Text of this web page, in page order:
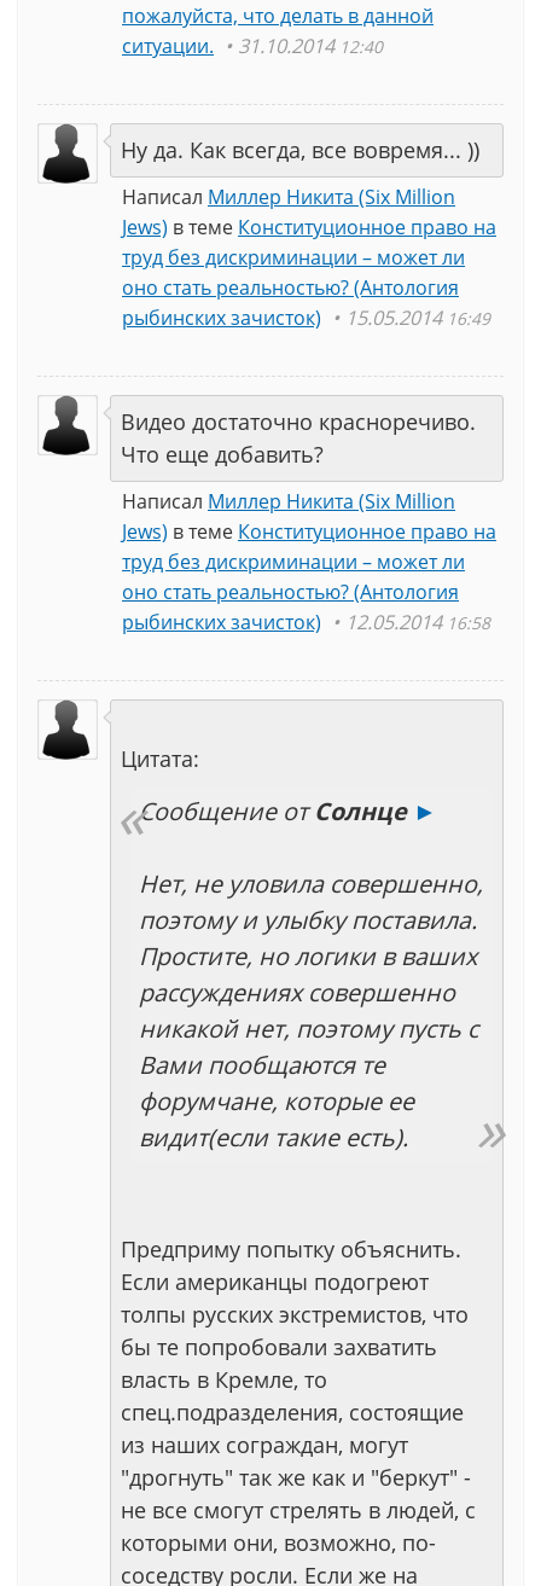
пожалуйста, что делать в данной
ситуации.
31.10.2014 12:40
Ну да. Как всегда, все вовремя... ))
Написал Миллер Никита (Six Million
Jews) в теме Конституционное право на
труд без дискриминации – может ли
оно стать реальностью? (Антология
рыбинских зачисток)
15.05.2014 16:49
Видео достаточно красноречиво.
Что еще добавить?
Написал Миллер Никита (Six Million
Jews) в теме Конституционное право на
труд без дискриминации – может ли
оно стать реальностью? (Антология
рыбинских зачисток)
12.05.2014 16:58
Цитата:
Сообщение отСолнце ►
Нет, не уловила совершенно,
поэтому и улыбку поставила.
Простите, но логики в ваших
рассуждениях совершенно
никакой нет, поэтому пусть с
Вами пообщаются те
форумчане, которые ее
видит(если такие есть).
Предприму попытку объяснить.
Если американцы подогреют
толпы русских экстремистов, что
бы те попробовали захватить
власть в Кремле, то
спец.подразделения, состоящие
из наших сограждан, могут
"дрогнуть" так же как и "беркут" -
не все смогут стрелять в людей, с
которыми они, возможно, по-
соседству росли. Если же на